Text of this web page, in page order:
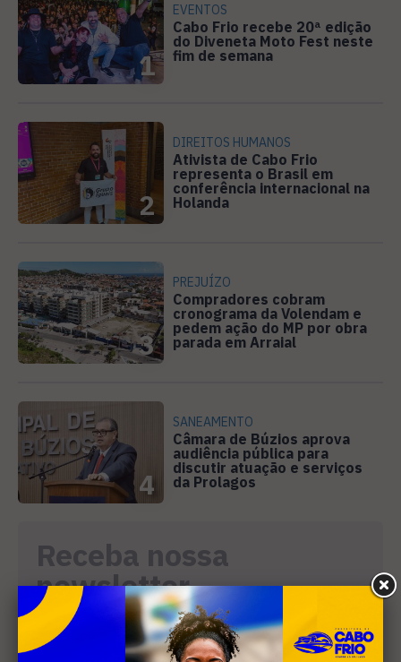
1
EVENTOS
Cabo Frio recebe 20ª edição
do Diveneta Moto Fest neste
fim de semana
2
DIREITOS HUMANOS
Ativista de Cabo Frio
representa o Brasil em
conferência internacional na
Holanda
3
PREJUÍZO
Compradores cobram
cronograma da Volendam e
pedem ação do MP por obra
parada em Arraial
4
SANEAMENTO
Câmara de Búzios aprova
audiência pública para
discutir atuação e serviços
da Prolagos
Receba nossa
newsletter